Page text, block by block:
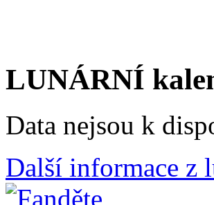
LUNÁRNÍ
Data nejsou k
Další informace z